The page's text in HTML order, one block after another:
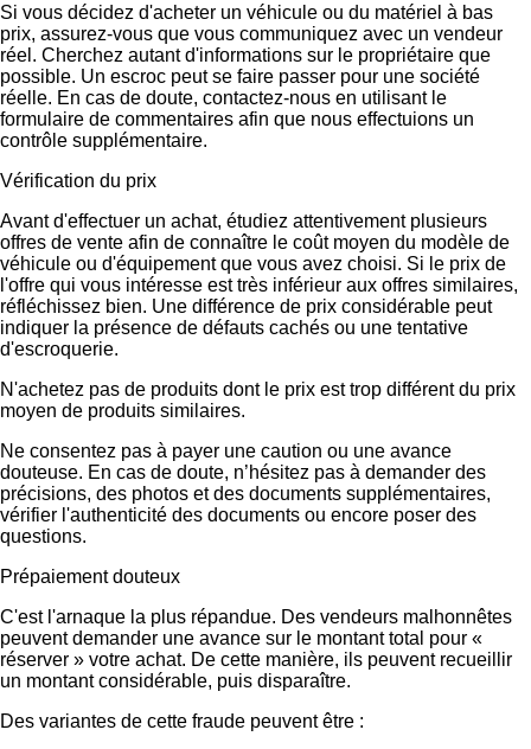
Si vous décidez d'acheter un véhicule ou du matériel à bas
prix, assurez-vous que vous communiquez avec un vendeur
réel. Cherchez autant d'informations sur le propriétaire que
possible. Un escroc peut se faire passer pour une société
réelle. En cas de doute, contactez-nous en utilisant le
formulaire de commentaires afin que nous effectuions un
contrôle supplémentaire.
Vérification du prix
Avant d'effectuer un achat, étudiez attentivement plusieurs
offres de vente afin de connaître le coût moyen du modèle de
véhicule ou d'équipement que vous avez choisi. Si le prix de
l'offre qui vous intéresse est très inférieur aux offres similaires,
réfléchissez bien. Une différence de prix considérable peut
indiquer la présence de défauts cachés ou une tentative
d'escroquerie.
N'achetez pas de produits dont le prix est trop différent du prix
moyen de produits similaires.
Ne consentez pas à payer une caution ou une avance
douteuse. En cas de doute, n’hésitez pas à demander des
précisions, des photos et des documents supplémentaires,
vérifier l'authenticité des documents ou encore poser des
questions.
Prépaiement douteux
C'est l'arnaque la plus répandue. Des vendeurs malhonnêtes
peuvent demander une avance sur le montant total pour «
réserver » votre achat. De cette manière, ils peuvent recueillir
un montant considérable, puis disparaître.
Des variantes de cette fraude peuvent être :